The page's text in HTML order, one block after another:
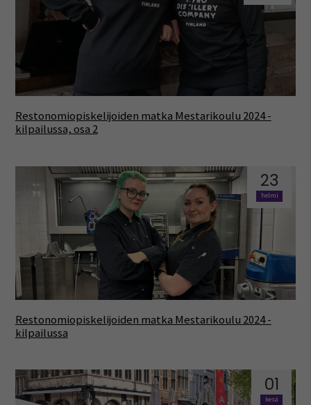
Restonomiopiskelijoiden matka Mestarikoulu 2024 -
kilpailussa, osa 2
23
helmi
Restonomiopiskelijoiden matka Mestarikoulu 2024 -
kilpailussa
01
kesä